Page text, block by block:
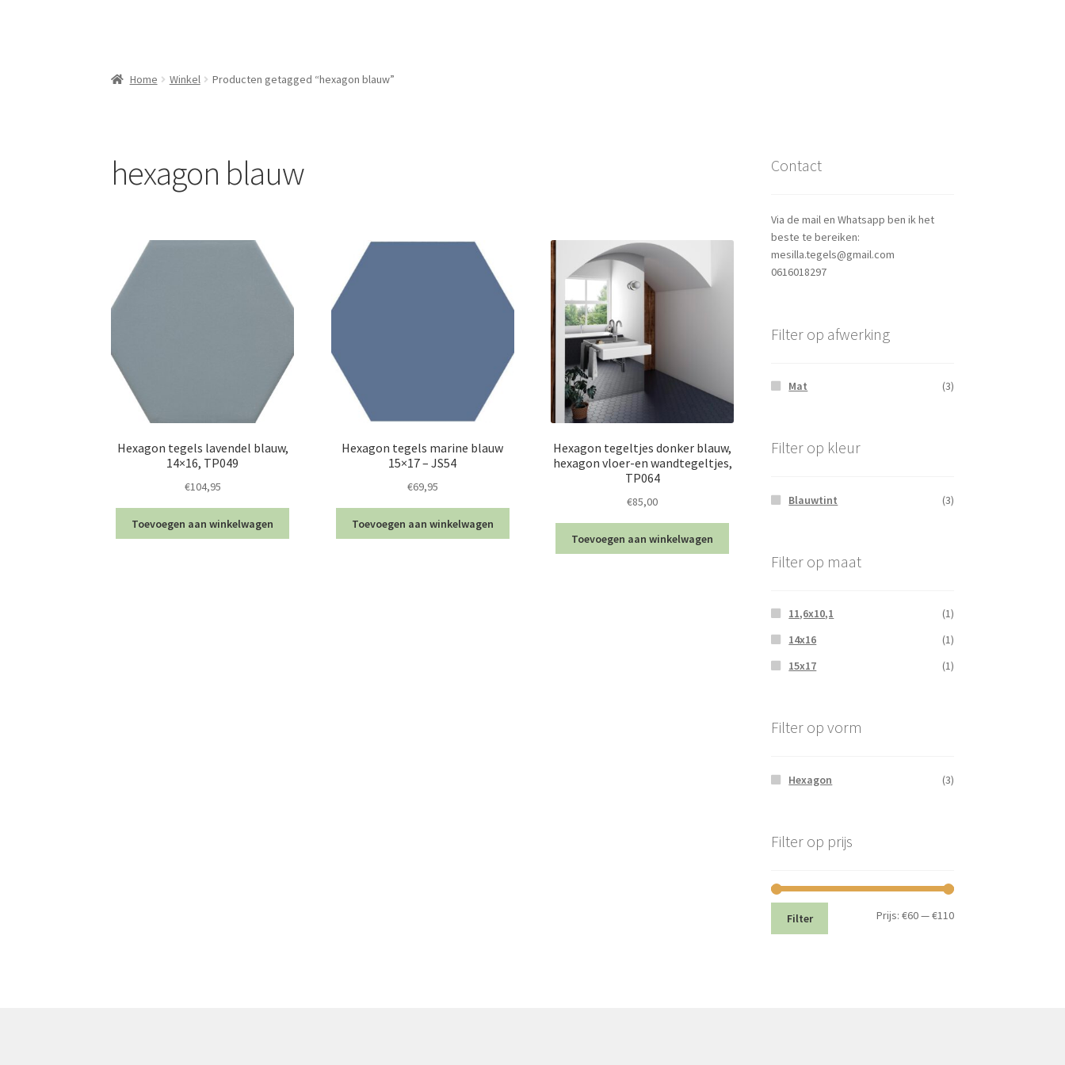
Home Winkel Producten getagged “hexagon blauw”
hexagon blauw
Hexagon tegels lavendel blauw,
14×16, TP049
€104,95
Toevoegen aan winkelwagen
Hexagon tegels marine blauw
15×17 – JS54
€69,95
Toevoegen aan winkelwagen
Hexagon tegeltjes donker blauw,
hexagon vloer-en wandtegeltjes,
TP064
€85,00
Toevoegen aan winkelwagen
Contact
Via de mail en Whatsapp ben ik het
beste te bereiken:
mesilla.tegels@gmail.com
0616018297
Filter op afwerking
Mat (3)
Filter op kleur
Blauwtint (3)
Filter op maat
11,6x10,1
(1)
14x16
(1)
15x17
(1)
Filter op vorm
Hexagon (3)
Filter op prijs
Min.
Max.
Filter Prijs: €60—€110